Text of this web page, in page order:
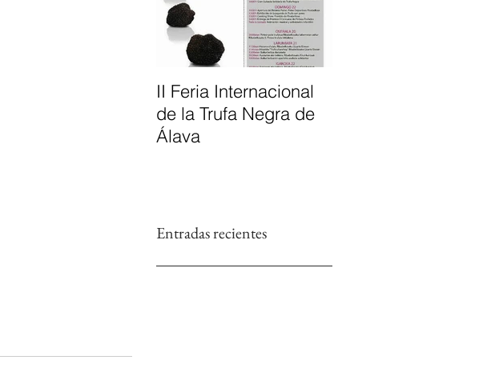
II Feria Internacional
de la Trufa Negra de
Álava
Entradas recientes